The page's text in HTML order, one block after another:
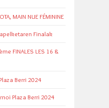
MAIN NUE FÉMININE
Finalak
FINALES LES 16 &
Berri 2024
Plaza Berri 2024